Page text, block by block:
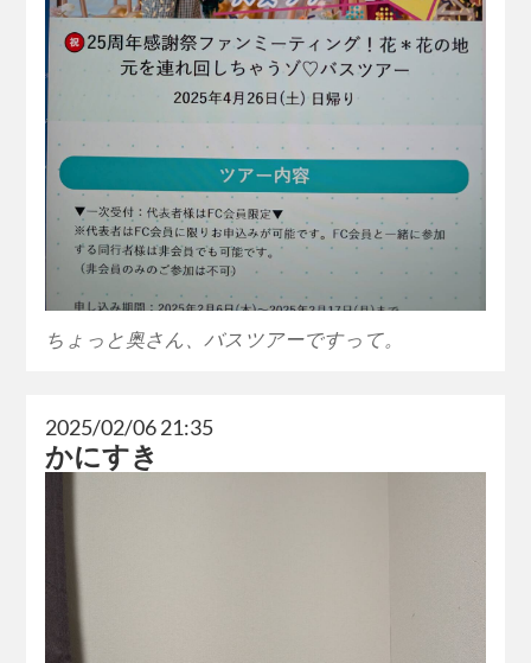
ちょっと奥さん、バスツアーですって。
2025/02/06 21:35
かにすき